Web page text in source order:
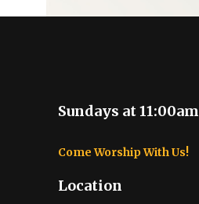
Sundays at 11:00am
Come Worship With Us!
Location